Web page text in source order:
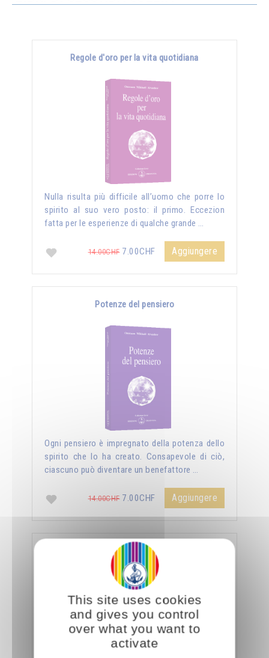
Regole d'oro per la vita quotidiana
Nulla risulta più difficile all’uomo che porre lo
spirito al suo vero posto: il primo. Eccezion
fatta per le esperienze di qualche grande …
14.00CHF7.00CHF Aggiungere
Potenze del pensiero
Ogni pensiero è impregnato della potenza dello
spirito che lo ha creato. Consapevole di ciò,
ciascuno può diventare un benefattore …
14.00CHF7.00CHF Aggiungere
La sessualità forza del cielo
This site uses cookies
and gives you control
over what you want to
activate